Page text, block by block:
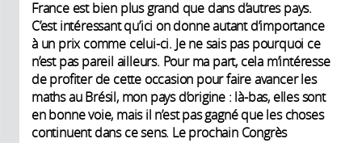
France est bien plus grand que dans d’autres pays.
C’est intéressant qu’ici on donne autant d’importance
à un prix comme celui-ci. Je ne sais pas pourquoi ce
n’est pas pareil ailleurs. Pour ma part, cela m’intéresse
de profiter de cette occasion pour faire avancer les
maths au Brésil, mon pays d’origine : là-bas, elles sont
en bonne voie, mais il n’est pas gagné que les choses
continuent dans ce sens. Le prochain Congrès